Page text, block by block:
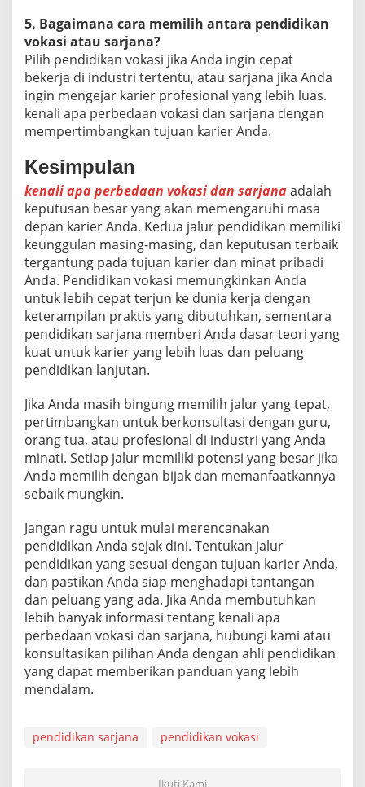
5. Bagaimana cara memilih antara pendidikan
vokasi atau sarjana?
Pilih pendidikan vokasi jika Anda ingin cepat
bekerja di industri tertentu, atau sarjana jika Anda
ingin mengejar karier profesional yang lebih luas.
kenali apa perbedaan vokasi dan sarjana dengan
mempertimbangkan tujuan karier Anda.
Kesimpulan
kenali apa perbedaan vokasi dan sarjanaadalah
keputusan besar yang akan memengaruhi masa
depan karier Anda. Kedua jalur pendidikan memiliki
keunggulan masing-masing, dan keputusan terbaik
tergantung pada tujuan karier dan minat pribadi
Anda. Pendidikan vokasi memungkinkan Anda
untuk lebih cepat terjun ke dunia kerja dengan
keterampilan praktis yang dibutuhkan, sementara
pendidikan sarjana memberi Anda dasar teori yang
kuat untuk karier yang lebih luas dan peluang
pendidikan lanjutan.
Jika Anda masih bingung memilih jalur yang tepat,
pertimbangkan untuk berkonsultasi dengan guru,
orang tua, atau profesional di industri yang Anda
minati. Setiap jalur memiliki potensi yang besar jika
Anda memilih dengan bijak dan memanfaatkannya
sebaik mungkin.
Jangan ragu untuk mulai merencanakan
pendidikan Anda sejak dini. Tentukan jalur
pendidikan yang sesuai dengan tujuan karier Anda,
dan pastikan Anda siap menghadapi tantangan
dan peluang yang ada. Jika Anda membutuhkan
lebih banyak informasi tentang kenali apa
perbedaan vokasi dan sarjana, hubungi kami atau
konsultasikan pilihan Anda dengan ahli pendidikan
yang dapat memberikan panduan yang lebih
mendalam.
pendidikan sarjana pendidikan vokasi